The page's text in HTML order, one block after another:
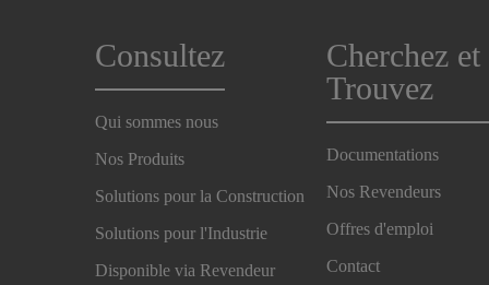
Consultez
Qui sommes nous
Nos Produits
Solutions pour la Construction
Solutions pour l'Industrie
Disponible via Revendeur
Cherchez et
Trouvez
Documentations
Nos Revendeurs
Offres d'emploi
Contact